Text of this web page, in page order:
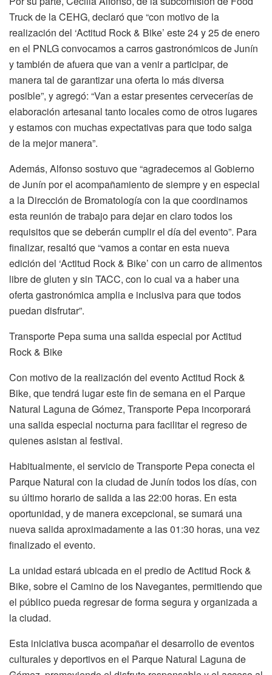
Truck de la CEHG, declaró que “con motivo de la
realización del ‘Actitud Rock & Bike’ este 24 y 25 de enero
en el PNLG convocamos a carros gastronómicos de Junín
y también de afuera que van a venir a participar, de
manera tal de garantizar una oferta lo más diversa
posible”, y agregó: “Van a estar presentes cervecerías de
elaboración artesanal tanto locales como de otros lugares
y estamos con muchas expectativas para que todo salga
de la mejor manera”.
Además, Alfonso sostuvo que “agradecemos al Gobierno
de Junín por el acompañamiento de siempre y en especial
a la Dirección de Bromatología con la que coordinamos
esta reunión de trabajo para dejar en claro todos los
requisitos que se deberán cumplir el día del evento”. Para
finalizar, resaltó que “vamos a contar en esta nueva
edición del ‘Actitud Rock & Bike’ con un carro de alimentos
libre de gluten y sin TACC, con lo cual va a haber una
oferta gastronómica amplia e inclusiva para que todos
puedan disfrutar”.
Transporte Pepa suma una salida especial por Actitud
Rock & Bike
Con motivo de la realización del evento Actitud Rock &
Bike, que tendrá lugar este fin de semana en el Parque
Natural Laguna de Gómez, Transporte Pepa incorporará
una salida especial nocturna para facilitar el regreso de
quienes asistan al festival.
Habitualmente, el servicio de Transporte Pepa conecta el
Parque Natural con la ciudad de Junín todos los días, con
su último horario de salida a las 22:00 horas. En esta
oportunidad, y de manera excepcional, se sumará una
nueva salida aproximadamente a las 01:30 horas, una vez
finalizado el evento.
La unidad estará ubicada en el predio de Actitud Rock &
Bike, sobre el Camino de los Navegantes, permitiendo que
el público pueda regresar de forma segura y organizada a
la ciudad.
Esta iniciativa busca acompañar el desarrollo de eventos
culturales y deportivos en el Parque Natural Laguna de